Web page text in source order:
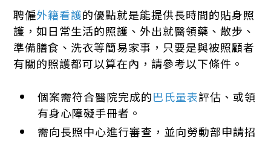
聘僱外籍看護的優點就是能提供長時間的貼身照
護，如日常生活的照護、外出就醫領藥、散步、
準備膳食、洗衣等簡易家事，只要是與被照顧者
有關的照護都可以算在內，請參考以下條件。
個案需符合醫院完成的巴氏量表評估、或領
有身心障礙手冊者。
需向長照中心進行審查，並向勞動部申請招